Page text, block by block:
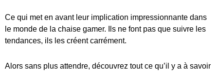
Ce qui met en avant leur implication impressionnante dans
le monde de la chaise gamer. Ils ne font pas que suivre les
tendances, ils les créent carrément.
Alors sans plus attendre, découvrez tout ce qu’il y a à savoir